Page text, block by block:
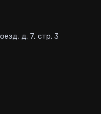
д. 7, стр. 3